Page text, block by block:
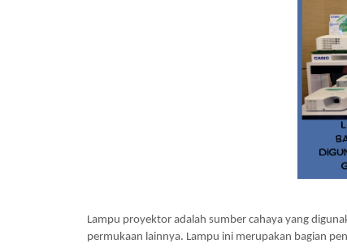
Lampu proyektor adalah sumber cahaya yang
permukaan lainnya. Lampu ini merupakan bagian